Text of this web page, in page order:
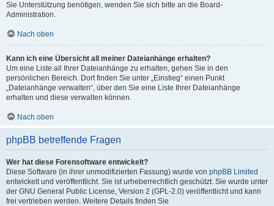
Sie Unterstützung benötigen, wenden Sie sich bitte an die Board-
Administration.
Nach oben
Kann ich eine Übersicht all meiner Dateianhänge erhalten?
Um eine Liste all Ihrer Dateianhänge zu erhalten, gehen Sie in den
persönlichen Bereich. Dort finden Sie unter „Einstieg“ einen Punkt
„Dateianhänge verwalten“, über den Sie eine Liste Ihrer Dateianhänge
erhalten und diese verwalten können.
Nach oben
phpBB betreffende Fragen
Wer hat diese Forensoftware entwickelt?
Diese Software (in ihrer unmodifizierten Fassung) wurde von phpBB Limited
entwickelt und veröffentlicht. Sie ist urheberrechtlich geschützt. Sie wurde unter
der GNU General Public License, Version 2 (GPL-2.0) veröffentlicht und kann
frei vertrieben werden. Weitere Details finden Sie